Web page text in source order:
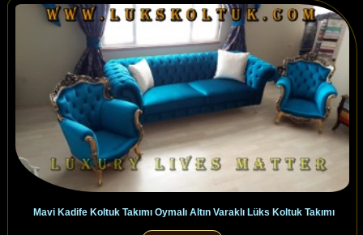
Mavi Kadife Koltuk Takımı Oymalı Altın Varaklı Lüks Koltuk Takımı